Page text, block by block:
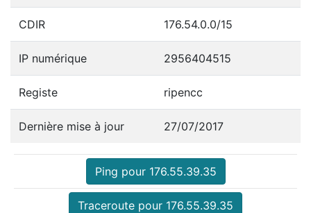
CDIR 176.54.0.0/15
IP numérique 2956404515
Registe ripencc
Dernière mise à jour 27/07/2017
Ping pour 176.55.39.35
Traceroute pour 176.55.39.35